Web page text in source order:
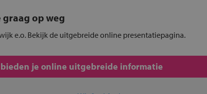
op weg
e.o. Bekijk de uitgebreide online presentatiepagina.
je online uitgebreide informatie